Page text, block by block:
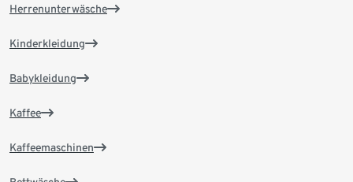
Herrenunterwäsche
Kinderkleidung
Babykleidung
Kaffee
Kaffeemaschinen